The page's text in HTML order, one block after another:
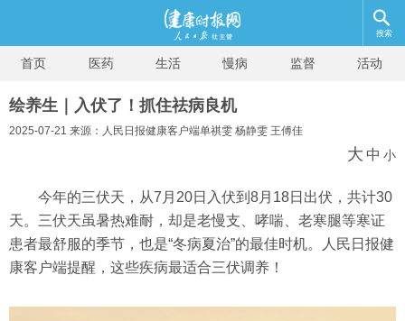
搜索
首页 医药 生活 慢病 监督 活动
绘养生｜入伏了！抓住祛病良机
2025-07-21 来源：人民日报健康客户端单祺雯 杨静雯 王傅佳
大 中 小
今年的三伏天，从7月20日入伏到8月18日出伏，共计30
天。三伏天虽暑热难耐，却是老慢支、哮喘、老寒腿等寒证
患者最舒服的季节，也是“冬病夏治”的最佳时机。人民日报健
康客户端提醒，这些疾病最适合三伏调养！